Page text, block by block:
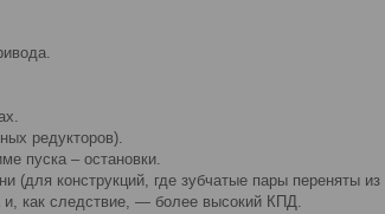
редукторов).
пуска – остановки.
конструкций, где зубчатые пары переняты из
и, как следствие, — более высокий КПД.